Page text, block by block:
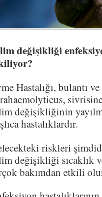
değişikliği
Hastalığı, bulantı
değişikliğinin
hastalıklardır.
riskleri
değişikliği sıcaklık
bakımdan etkili